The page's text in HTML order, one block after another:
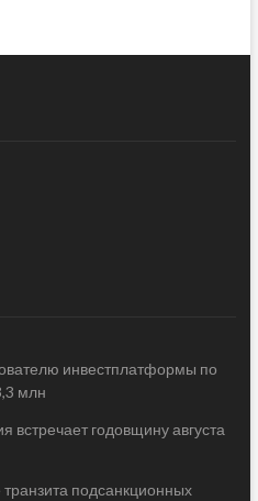
инвестплатформы по
млн
встречает годовщину августа
подсанкционных